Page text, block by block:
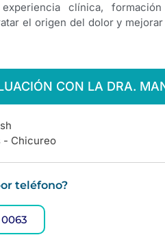
clínica,
el origen del dolor y
CON LA DRA.
- Chicureo
teléfono?